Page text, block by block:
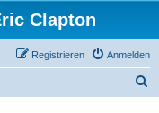
Clapton
Anmelden
Registrieren